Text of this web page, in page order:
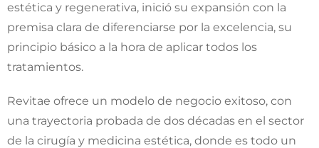
estética y regenerativa, inició su expansión con la
premisa clara de diferenciarse por la excelencia, su
principio básico a la hora de aplicar todos los
tratamientos.
Revitae ofrece un modelo de negocio exitoso, con
una trayectoria probada de dos décadas en el sector
de la cirugía y medicina estética, donde es todo un